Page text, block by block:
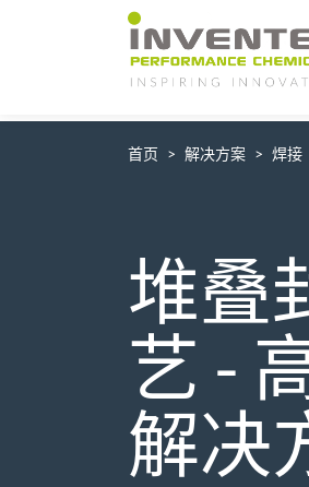
Main Navigation
首页 解决方案 焊接
堆叠
艺 -
解决